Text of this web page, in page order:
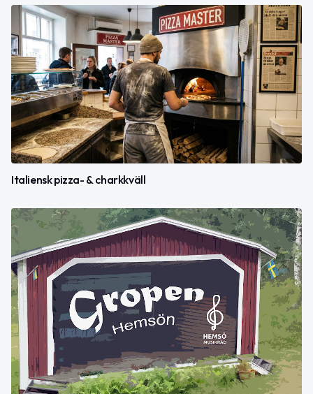
Italiensk pizza- & charkkväll